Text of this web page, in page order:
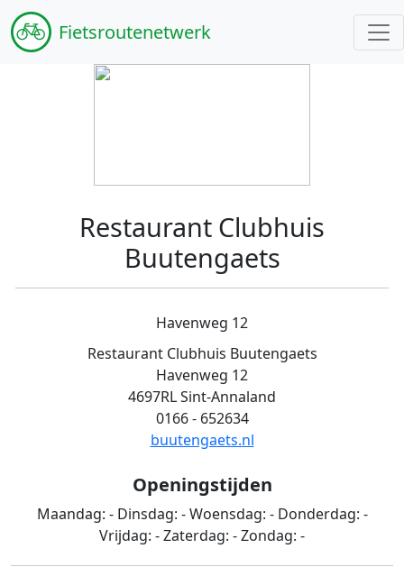
Fietsroutenetwerk
Restaurant Clubhuis
Buutengaets
Havenweg 12
Restaurant Clubhuis Buutengaets
Havenweg 12
4697RL Sint-Annaland
0166 - 652634
buutengaets.nl
Openingstijden
Maandag: - Dinsdag: -Woensdag: - Donderdag: -
Vrijdag: -Zaterdag: -Zondag: -